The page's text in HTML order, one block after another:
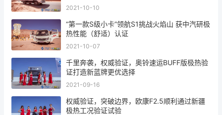
2021-10-10
“第一款S级小卡”领航S1挑战火焰山 获中汽研极
热性能（舒适）认证
2021-10-07
千里奔袭，权威验证，奥铃速运BUFF版极热验
证打造新蓝牌更优选择
2021-09-16
权威验证，突破边界，欧康F2.5顺利通过新疆
极热工况验证试验